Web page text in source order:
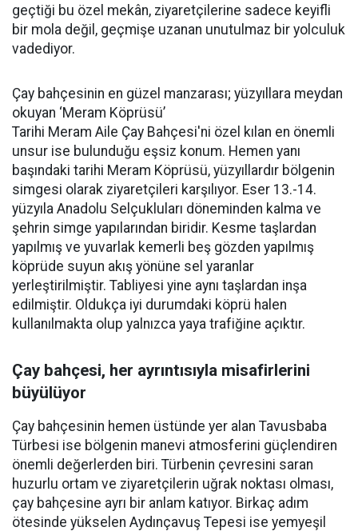
geçtiği bu özel mekân, ziyaretçilerine sadece keyifli
bir mola değil, geçmişe uzanan unutulmaz bir yolculuk
vadediyor.
Çay bahçesinin en güzel manzarası; yüzyıllara meydan
okuyan ‘Meram Köprüsü’
Tarihi Meram Aile Çay Bahçesi'ni özel kılan en önemli
unsur ise bulunduğu eşsiz konum. Hemen yanı
başındaki tarihi Meram Köprüsü, yüzyıllardır bölgenin
simgesi olarak ziyaretçileri karşılıyor. Eser 13.-14.
yüzyıla Anadolu Selçukluları döneminden kalma ve
şehrin simge yapılarından biridir. Kesme taşlardan
yapılmış ve yuvarlak kemerli beş gözden yapılmış
köprüde suyun akış yönüne sel yaranlar
yerleştirilmiştir. Tabliyesi yine aynı taşlardan inşa
edilmiştir. Oldukça iyi durumdaki köprü halen
kullanılmakta olup yalnızca yaya trafiğine açıktır.
Çay bahçesi, her ayrıntısıyla misafirlerini
büyülüyor
Çay bahçesinin hemen üstünde yer alan Tavusbaba
Türbesi ise bölgenin manevi atmosferini güçlendiren
önemli değerlerden biri. Türbenin çevresini saran
huzurlu ortam ve ziyaretçilerin uğrak noktası olması,
çay bahçesine ayrı bir anlam katıyor. Birkaç adım
ötesinde yükselen Aydınçavuş Tepesi ise yemyeşil